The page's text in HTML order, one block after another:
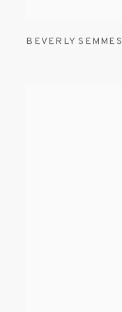
BEVERLY SEMMES